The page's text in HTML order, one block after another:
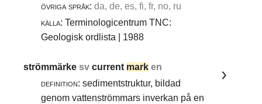
övriga språk: da, de, es, fi, fr, no, ru
källa: Terminologicentrum TNC:
Geologisk ordlista | 1988
strömmärkesvcurrent mark en
definition: sedimentstruktur, bildad
genom vattenströmmars inverkan på en